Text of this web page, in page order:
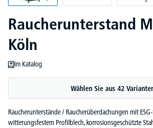
Raucherunterstand
Köln
Im Katalog
Wählen Sie aus 42
Raucherunterstände / Raucherüberdachungen mit
witterungsfestem Profilblech, korrosionsgeschützte